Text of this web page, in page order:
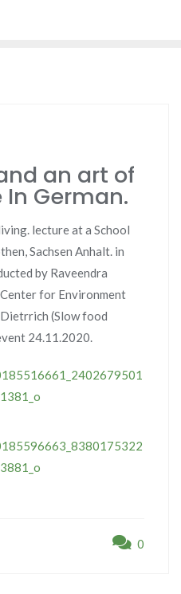
an art of
German.
lecture at a School
Sachsen Anhalt. in
by Raveendra
for Environment
(Slow food
24.11.2020.
0